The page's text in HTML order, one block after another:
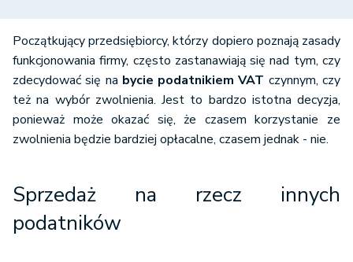
Początkujący przedsiębiorcy, którzy dopiero poznają zasady
funkcjonowania firmy, często zastanawiają się nad tym, czy
zdecydować się na bycie podatnikiem VAT czynnym, czy
też na wybór zwolnienia. Jest to bardzo istotna decyzja,
ponieważ może okazać się, że czasem korzystanie ze
zwolnienia będzie bardziej opłacalne, czasem jednak - nie.
Sprzedaż na rzecz innych
podatników